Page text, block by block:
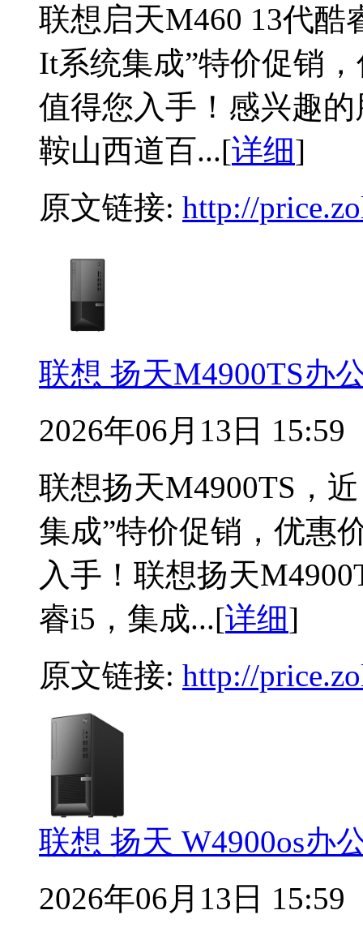
联想启天M460 13代酷
It系统集成”特价促销
值得您入手！感兴趣
鞍山西道百...[详细]
原文链接: http://
联想 扬天M4900TS办
2026年06月13日 15:59
联想扬天M4900TS，
集成”特价促销，优惠
入手！联想扬天
睿i5，集成...[详细]
原文链接: http://
联想 扬天 W4900os办
2026年06月13日 15:59